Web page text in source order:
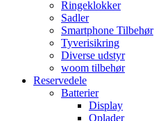
Ringeklokker
Sadler
Smartphone Tilbehør
Tyverisikring
Diverse udstyr
woom tilbehør
Reservedele
Batterier
Display
Oplader